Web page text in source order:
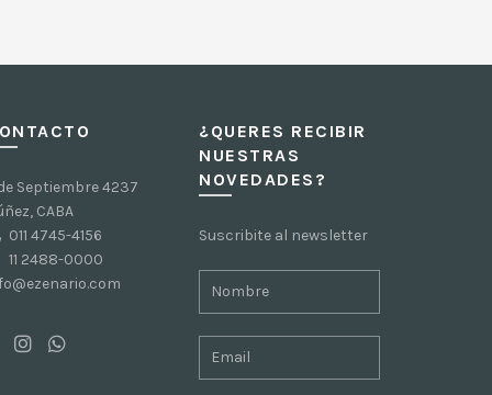
de Septiembre 4237
CABA
011 4745-4156
11 2488-0000
¿QUERES RECIBIR
NUESTRAS
NOVEDADES?
Suscribite al newsletter